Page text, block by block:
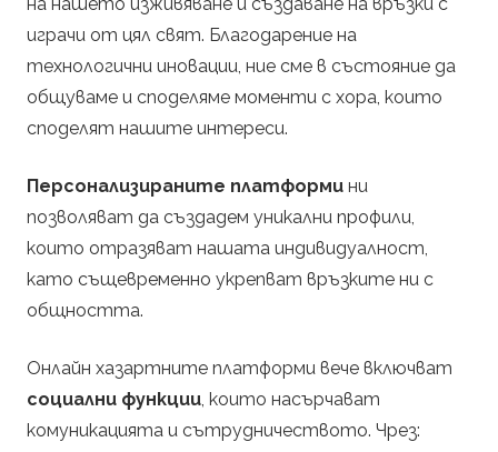
играчи от цял свят. Благодарение на
технологични иновации, ние сме в състояние да
общуваме и споделяме моменти с хора, които
споделят нашите интереси.
Персонализираните платформи ни
позволяват да създадем уникални профили,
които отразяват нашата индивидуалност,
като същевременно укрепват връзките ни с
общността.
Онлайн хазартните платформи вече включват
социални функции, които насърчават
комуникацията и сътрудничеството. Чрез: